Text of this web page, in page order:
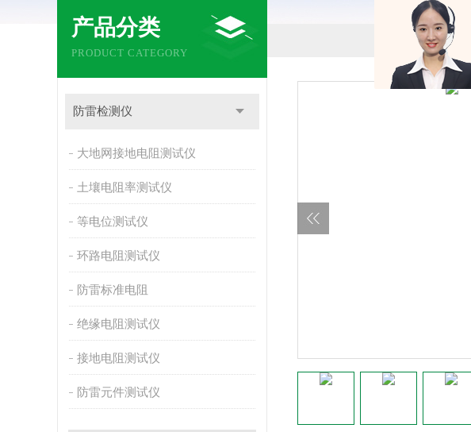
产品分类
PRODUCT CATEGORY
防雷检测仪
大地网接地电阻测试仪
土壤电阻率测试仪
等电位测试仪
环路电阻测试仪
防雷标准电阻
绝缘电阻测试仪
接地电阻测试仪
防雷元件测试仪